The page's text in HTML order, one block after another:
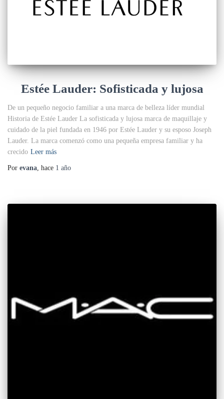
Estée Lauder: Sofisticada y lujosa
De un pequeño negocio familiar a una marca de belleza líder mundial
Historia de Estée Lauder La sofisticada y lujosa marca de maquillaje y
cuidado de la piel fundada en 1946 por Estée Lauder y su esposo Joseph
Lauder. La marca comenzó como una pequeña empresa familiar y ha
crecido Leer más
Por evana, hace 1 año